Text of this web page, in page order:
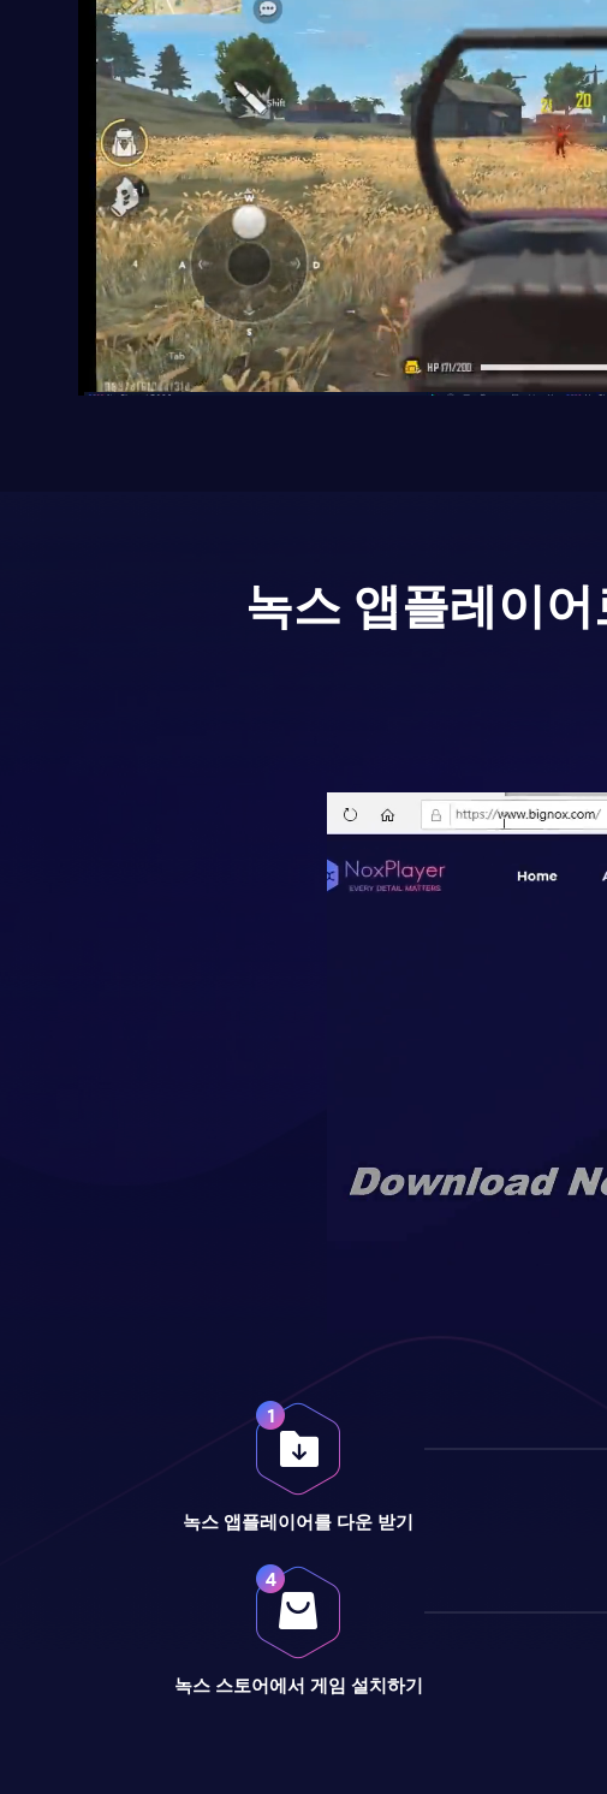
녹스 앱플레이어
녹스 앱플레이어를 다운 받기
녹스 스토어에서 게임 설치하기